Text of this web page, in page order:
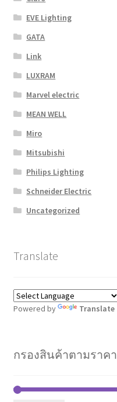
EVE Lighting
GATA
Link
LUXRAM
Marvel electric
MEAN WELL
Miro
Mitsubishi
Philips Lighting
Schneider Electric
Uncategorized
Translate
Powered by Translate
กรองสินค้าตามราคา